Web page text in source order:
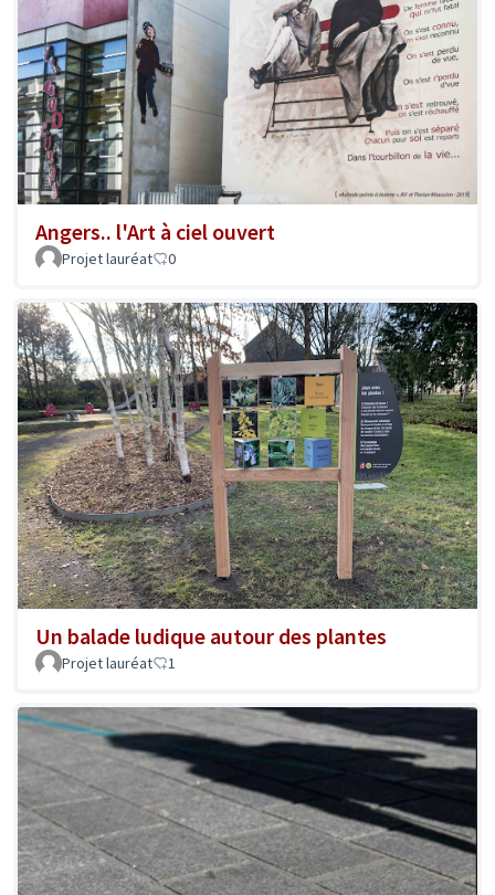
Angers.. l'Art à ciel ouvert
Projet lauréat 0
Un balade ludique autour des plantes
Projet lauréat 1